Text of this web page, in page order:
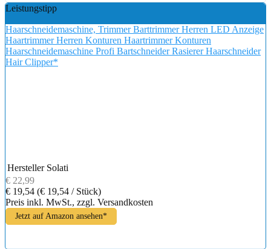
Leistungstipp
Haarschneidemaschine, Trimmer Barttrimmer Herren LED Anzeige
Haartrimmer Herren Konturen Haartrimmer Konturen
Haarschneidemaschine Profi Bartschneider Rasierer Haarschneider
Hair Clipper*
Hersteller Solati
€ 22,99
€ 19,54 (€ 19,54 / Stück)
Preis inkl. MwSt., zzgl. Versandkosten
Jetzt auf Amazon ansehen*